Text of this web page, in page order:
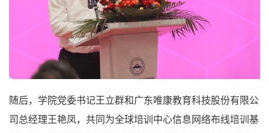
随后，学院党委书记王立群和广东唯康教育科技股份有限公
司总经理王艳凤，共同为全球培训中心信息网络布线培训基